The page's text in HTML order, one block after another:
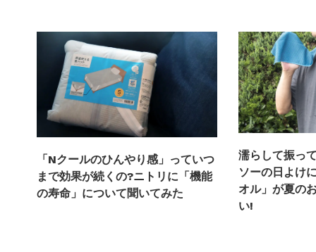
「Nクールのひんやり感」っていつ
まで効果が続くの?ニトリに「機能
の寿命」について聞いてみた
濡らして振っ
ソーの日よけ
オル」が夏の
い!